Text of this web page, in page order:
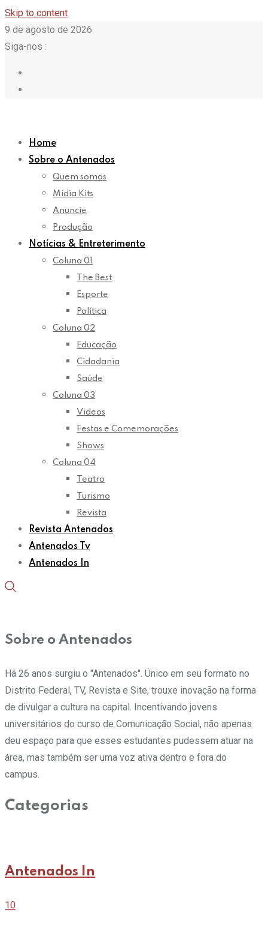
Skip to content
9 de agosto de 2026
Siga-nos :
Home
Sobre o Antenados
Quem somos
Mídia Kits
Anuncie
Produção
Notícias & Entreterimento
Coluna 01
The Best
Esporte
Política
Coluna 02
Educação
Cidadania
Saúde
Coluna 03
Videos
Festas e Comemorações
Shows
Coluna 04
Teatro
Turismo
Revista
Revista Antenados
Antenados Tv
Antenados In
Sobre o Antenados
Há 26 anos surgiu o "Antenados". Único em seu formato no
Distrito Federal, TV, Revista e Site, trouxe inovação na forma
de divulgar a cultura na capital. Incentivando jovens
universitários do curso de Comunicação Social, não apenas
deu espaço para que esses estudantes pudessem atuar na
área, mas também ser uma voz ativa dentro e fora do
campus.
Categorias
Antenados In
10